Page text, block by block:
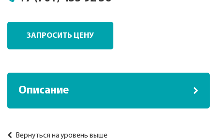
ЗАПРОСИТЬ ЦЕНУ
Описание
Вернуться на уровень выше